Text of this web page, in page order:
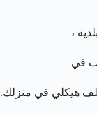
،
في
تلف هيكلي في منزلك.